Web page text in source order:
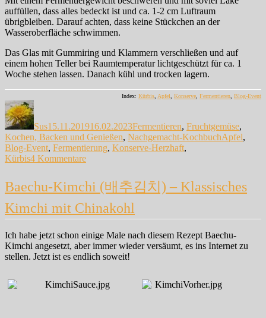
auffüllen, dass alles bedeckt ist und ca. 1-2 cm Luftraum
übrigbleiben. Darauf achten, dass keine Stückchen an der
Wasseroberfläche schwimmen.
Das Glas mit Gummiring und Klammern verschließen und auf
einem hohen Teller bei Raumtemperatur lichtgeschützt für ca. 1
Woche stehen lassen. Danach kühl und trocken lagern.
Index: Kürbis Apfel Konserve Fermentieren Blog-Event
Autor
Sus15.11.201916.02.2023Fermentieren, Fruchtgemüse,
Kochen, Backen und Genießen, Nachgemacht-KochbuchApfel,
Blog-Event, Fermentierung, Konserve-Herzhaft,
Kürbis4 Kommentarezu
Kürbis
Baechu-Kimchi (배추김치) – Klassisches
Kimchi mit Chinakohl
Ich habe jetzt schon einige Male nach diesem Rezept Baechu-
Kimchi angesetzt, aber immer wieder versäumt, es ins Internet zu
stellen. Jetzt ist es endlich soweit!